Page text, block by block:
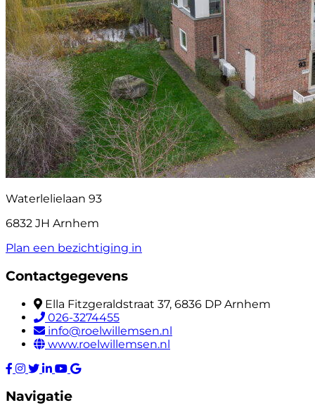
Waterlelielaan 93
6832 JH Arnhem
Plan een bezichtiging in
Contactgegevens
Ella Fitzgeraldstraat 37, 6836 DP Arnhem
026-3274455
info@roelwillemsen.nl
www.roelwillemsen.nl
Navigatie